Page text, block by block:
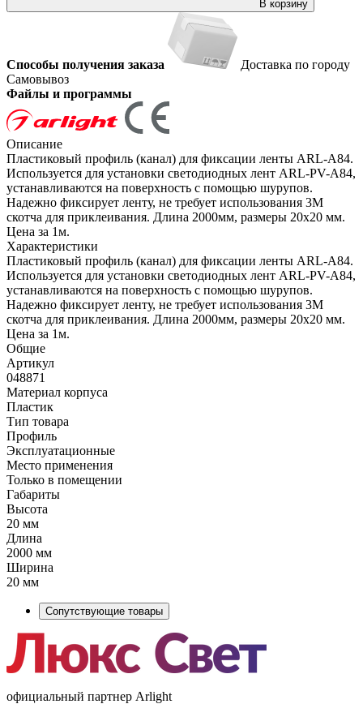
В корзину
Способы получения заказа
Доставка по городу
Самовывоз
Файлы и программы
Описание
Пластиковый профиль (канал) для фиксации ленты ARL-A84.
Используется для установки светодиодных лент ARL-PV-A84,
устанавливаются на поверхность с помощью шурупов.
Надежно фиксирует ленту, не требует использования 3М
скотча для приклеивания. Длина 2000мм, размеры 20х20 мм.
Цена за 1м.
Характеристики
Пластиковый профиль (канал) для фиксации ленты ARL-A84.
Используется для установки светодиодных лент ARL-PV-A84,
устанавливаются на поверхность с помощью шурупов.
Надежно фиксирует ленту, не требует использования 3М
скотча для приклеивания. Длина 2000мм, размеры 20х20 мм.
Цена за 1м.
Общие
Артикул
048871
Материал корпуса
Пластик
Тип товара
Профиль
Эксплуатационные
Место применения
Только в помещении
Габариты
Высота
20 мм
Длина
2000 мм
Ширина
20 мм
Сопутствующие товары
официальный партнер Arlight